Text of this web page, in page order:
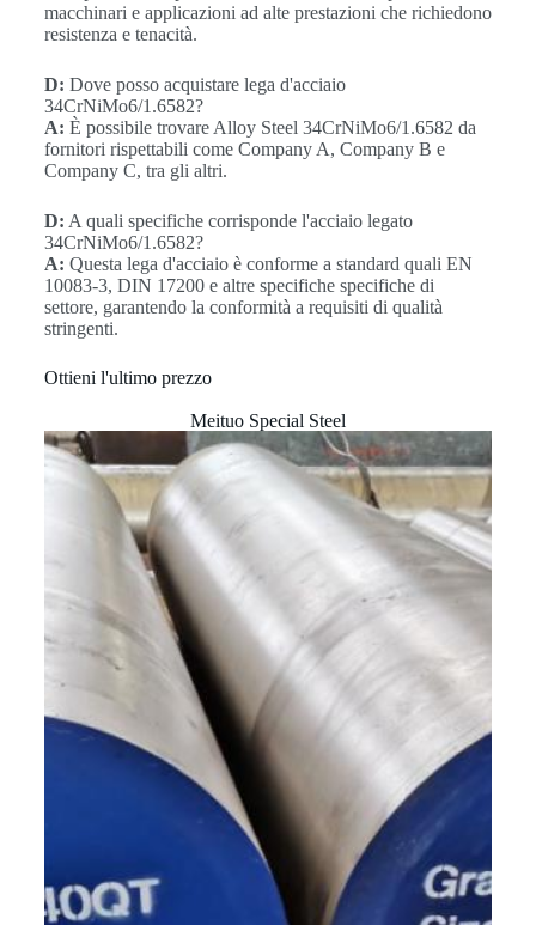
macchinari e applicazioni ad alte prestazioni che richiedono
resistenza e tenacità.
D: Dove posso acquistare lega d'acciaio
34CrNiMo6/1.6582?
A: È possibile trovare Alloy Steel 34CrNiMo6/1.6582 da
fornitori rispettabili come Company A, Company B e
Company C, tra gli altri.
D: A quali specifiche corrisponde l'acciaio legato
34CrNiMo6/1.6582?
A: Questa lega d'acciaio è conforme a standard quali EN
10083-3, DIN 17200 e altre specifiche specifiche di
settore, garantendo la conformità a requisiti di qualità
stringenti.
Ottieni l'ultimo prezzo
Meituo Special Steel